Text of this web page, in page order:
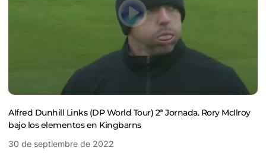
Alfred Dunhill Links (DP World Tour) 2ª Jornada. Rory McIlroy
bajo los elementos en Kingbarns
30 de septiembre de 2022